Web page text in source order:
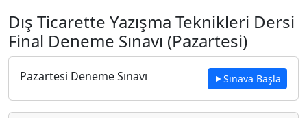
Dış Ticarette Yazışma Teknikleri Dersi
Final Deneme Sınavı (Pazartesi)
Pazartesi Deneme Sınavı Sınava Başla